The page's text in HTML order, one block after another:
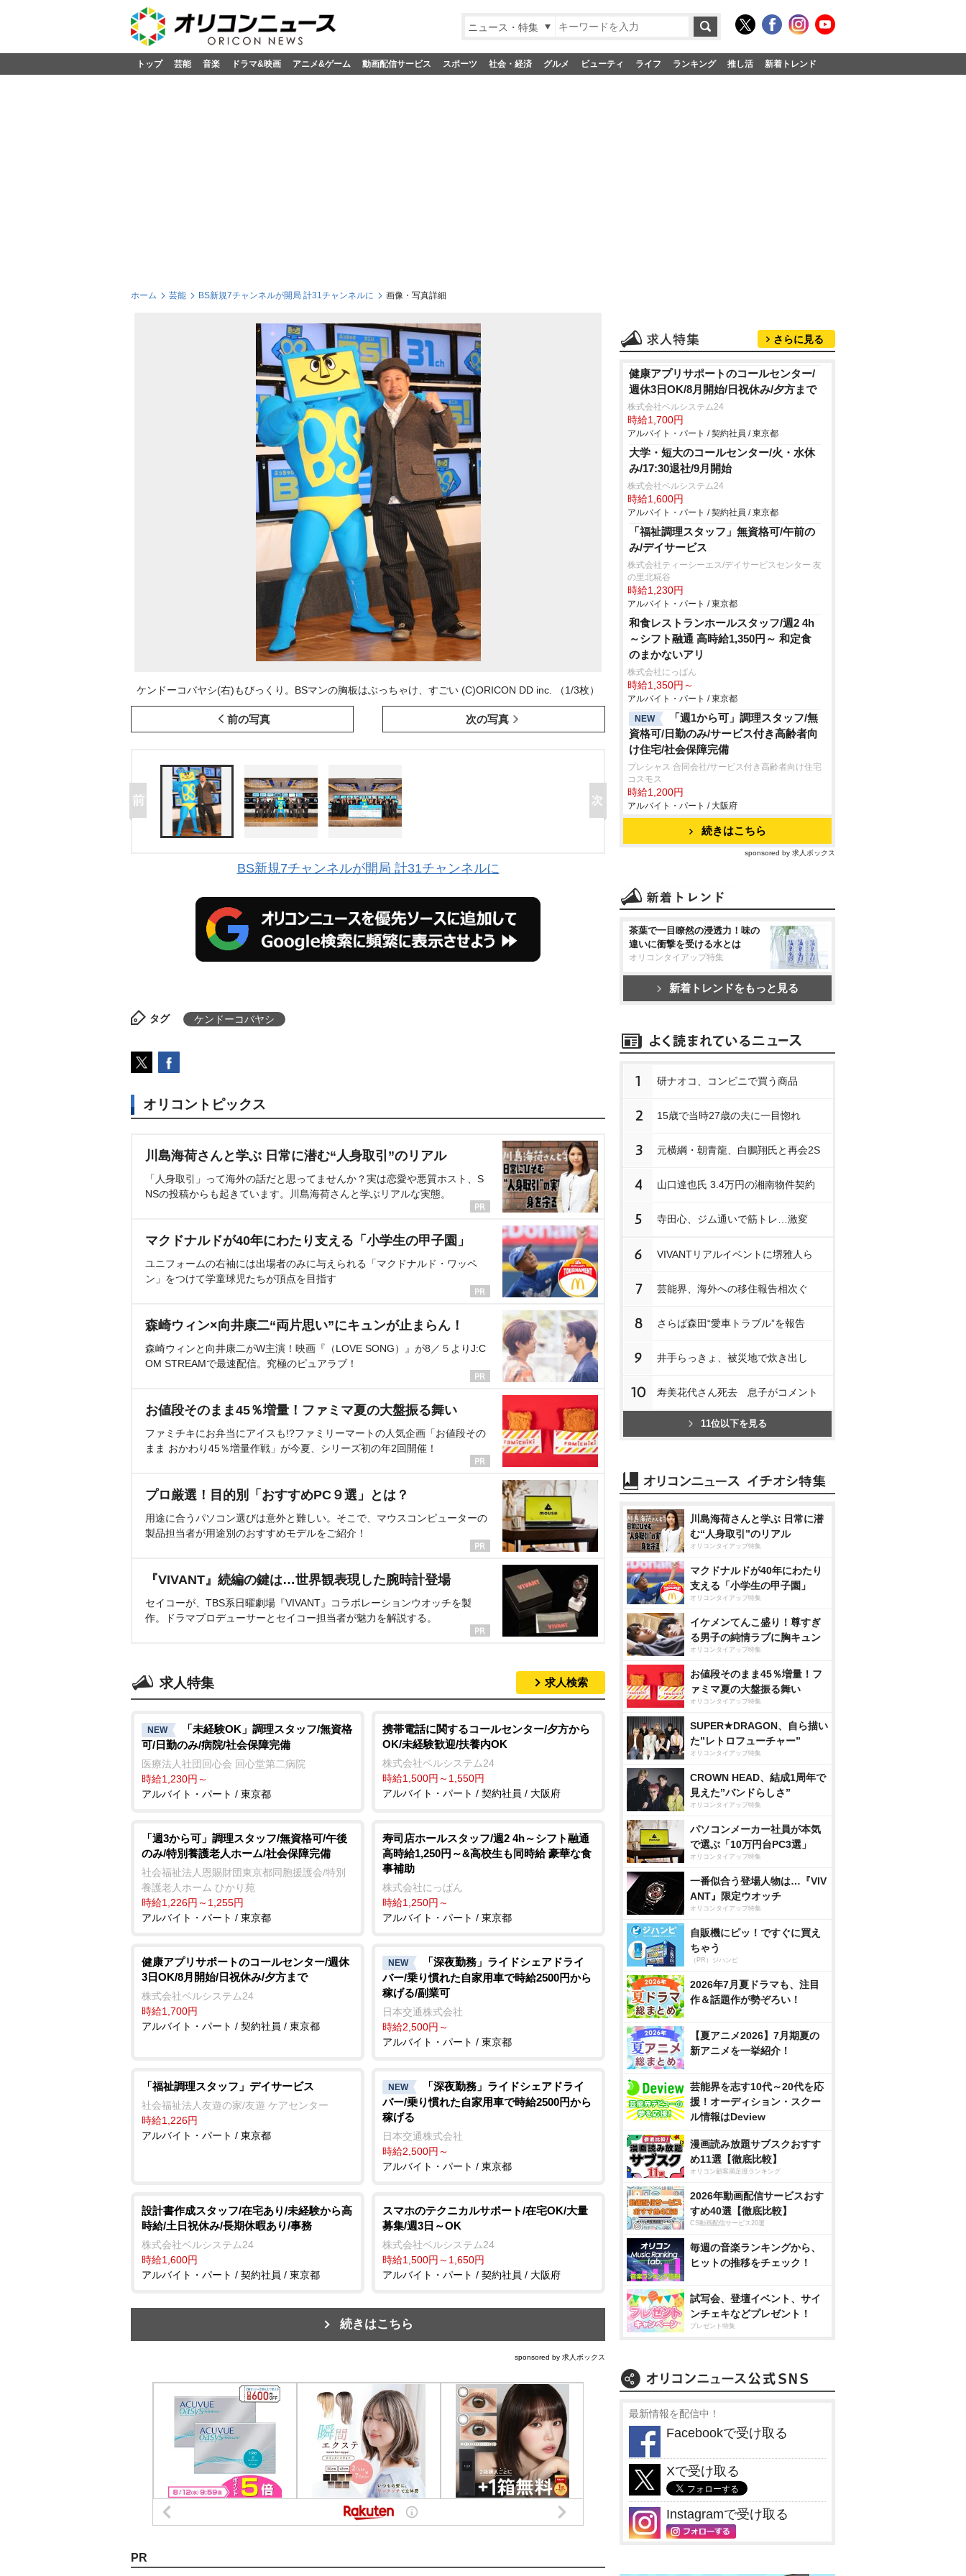
ニュース・特集
トップ 芸能 音楽 ドラマ&映画 アニメ&ゲーム 動画配信サービス スポーツ 社会・経済 グルメ ビューティ ライフ ランキング 推し活 新着トレンド
ホーム 芸能 BS新規7チャンネルが開局 計31チャンネルに 画像・写真詳細
ケンドーコバヤシ(右)もびっくり。BSマンの胸板はぶっちゃけ、すごい (C)ORICON DD inc. （1/3枚）
前の写真 次の写真
BS新規7チャンネルが開局 計31チャンネルに
タグ ケンドーコバヤシ
オリコントピックス
川島海荷さんと学ぶ 日常に潜む“人身取引”のリアル
「人身取引」って海外の話だと思ってませんか？実は恋愛や悪質ホスト、S
NSの投稿からも起きています。川島海荷さんと学ぶリアルな実態。
マクドナルドが40年にわたり支える「小学生の甲子園」
ユニフォームの右袖には出場者のみに与えられる「マクドナルド・ワッペ
ン」をつけて学童球児たちが頂点を目指す
森崎ウィン×向井康二“両片思い”にキュンが止まらん！
森崎ウィンと向井康二がW主演！映画『（LOVE SONG）』が8／５よりJ:C
OM STREAMで最速配信。究極のピュアラブ！
お値段そのまま45％増量！ファミマ夏の大盤振る舞い
ファミチキにお弁当にアイスも!?ファミリーマートの人気企画「お値段その
まま おかわり45％増量作戦」が今夏、シリーズ初の年2回開催！
プロ厳選！目的別「おすすめPC９選」とは？
用途に合うパソコン選びは意外と難しい。そこで、マウスコンピューターの
製品担当者が用途別のおすすめモデルをご紹介！
『VIVANT』続編の鍵は…世界観表現した腕時計登場
セイコーが、TBS系日曜劇場『VIVANT』コラボレーションウオッチを製
作。ドラマプロデューサーとセイコー担当者が魅力を解説する。
求人特集 求人検索
NEW
「未経験OK」調理スタッフ/無資格
可/日勤のみ/病院/社会保障完備
医療法人社団回心会 回心堂第二病院
時給1,230円～
アルバイト・パート / 東京都
携帯電話に関するコールセンター/夕方から
OK/未経験歓迎/扶養内OK
株式会社ベルシステム24
時給1,500円～1,550円
アルバイト・パート / 契約社員 / 大阪府
「週3から可」調理スタッフ/無資格可/午後
のみ/特別養護老人ホーム/社会保障完備
社会福祉法人恩賜財団東京都同胞援護会/特別
養護老人ホーム ひかり苑
時給1,226円～1,255円
アルバイト・パート / 東京都
寿司店ホールスタッフ/週2 4h～シフト融通
高時給1,250円～&高校生も同時給 豪華な食
事補助
株式会社にっぱん
時給1,250円～
アルバイト・パート / 東京都
健康アプリサポートのコールセンター/週休
3日OK/8月開始/日祝休み/夕方まで
株式会社ベルシステム24
時給1,700円
アルバイト・パート / 契約社員 / 東京都
NEW
「深夜勤務」ライドシェアドライ
バー/乗り慣れた自家用車で時給2500円から
稼げる/副業可
日本交通株式会社
時給2,500円～
アルバイト・パート / 東京都
「福祉調理スタッフ」デイサービス
社会福祉法人友遊の家/友遊 ケアセンター
時給1,226円
アルバイト・パート / 東京都
NEW
「深夜勤務」ライドシェアドライ
バー/乗り慣れた自家用車で時給2500円から
稼げる
日本交通株式会社
時給2,500円～
アルバイト・パート / 東京都
設計書作成スタッフ/在宅あり/未経験から高
時給/土日祝休み/長期休暇あり/事務
株式会社ベルシステム24
時給1,600円
アルバイト・パート / 契約社員 / 東京都
スマホのテクニカルサポート/在宅OK/大量
募集/週3日～OK
株式会社ベルシステム24
時給1,500円～1,650円
アルバイト・パート / 契約社員 / 大阪府
続きはこちら
sponsored by 求人ボックス
PR
さらに見る
健康アプリサポートのコールセンター/
週休3日OK/8月開始/日祝休み/夕方まで
株式会社ベルシステム24
時給1,700円
アルバイト・パート / 契約社員 / 東京都
大学・短大のコールセンター/火・水休
み/17:30退社/9月開始
株式会社ベルシステム24
時給1,600円
アルバイト・パート / 契約社員 / 東京都
「福祉調理スタッフ」無資格可/午前の
み/デイサービス
株式会社ティーシーエス/デイサービスセンター 友
の里北糀谷
時給1,230円
アルバイト・パート / 東京都
和食レストランホールスタッフ/週2 4h
～シフト融通 高時給1,350円～ 和定食
のまかないアリ
株式会社にっぱん
時給1,350円～
アルバイト・パート / 東京都
NEW
「週1から可」調理スタッフ/無
資格可/日勤のみ/サービス付き高齢者向
け住宅/社会保障完備
プレシャス 合同会社/サービス付き高齢者向け住宅
コスモス
時給1,200円
アルバイト・パート / 大阪府
続きはこちら
sponsored by 求人ボックス
茶葉で一目瞭然の浸透力！味の
違いに衝撃を受ける水とは
オリコンタイアップ特集
新着トレンドをもっと見る
1 研ナオコ、コンビニで買う商品
2 15歳で当時27歳の夫に一目惚れ
3 元横綱・朝青龍、白鵬翔氏と再会2S
4 山口達也氏 3.4万円の湘南物件契約
5 寺田心、ジム通いで筋トレ…激変
6 VIVANTリアルイベントに堺雅人ら
7 芸能界、海外への移住報告相次ぐ
8 さらば森田“愛車トラブル”を報告
9 井手らっきょ、被災地で炊き出し
10 寿美花代さん死去 息子がコメント
11位以下を見る
川島海荷さんと学ぶ 日常に潜
む“人身取引”のリアル
オリコンタイアップ特集
マクドナルドが40年にわたり
支える「小学生の甲子園」
オリコンタイアップ特集
イケメンてんこ盛り！尊すぎ
る男子の純情ラブに胸キュン
オリコンタイアップ特集
お値段そのまま45％増量！フ
ァミマ夏の大盤振る舞い
オリコンタイアップ特集
SUPER★DRAGON、自ら描い
た”レトロフューチャー”
オリコンタイアップ特集
CROWN HEAD、結成1周年で
見えた”バンドらしさ”
オリコンタイアップ特集
パソコンメーカー社員が本気
で選ぶ「10万円台PC3選」
オリコンタイアップ特集
一番似合う登場人物は…『VIV
ANT』限定ウオッチ
オリコンタイアップ特集
自販機にピッ！ですぐに買え
ちゃう
（PR）ジハンピ
2026年7月夏ドラマも、注目
作＆話題作が勢ぞろい！
【夏アニメ2026】7月期夏の
新アニメを一挙紹介！
芸能界を志す10代～20代を応
援！オーディション・スクー
ル情報はDeview
漫画読み放題サブスクおすす
め11選【徹底比較】
オリコン顧客満足度ランキング
2026年動画配信サービスおす
すめ40選【徹底比較】
CS動画配信サービス20選
毎週の音楽ランキングから、
ヒットの推移をチェック！
試写会、登壇イベント、サイ
ンチェキなどプレゼント！
プレゼント特集
最新情報を配信中！
Facebookで受け取る
Xで受け取る
Instagramで受け取る